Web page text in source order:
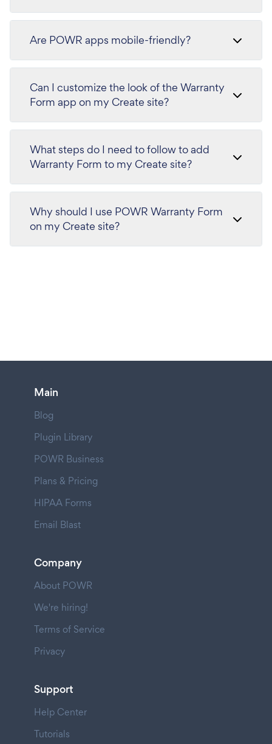
Are POWR apps mobile-friendly?
Can I customize the look of the Warranty
Form app on my Create site?
What steps do I need to follow to add
Warranty Form to my Create site?
Why should I use POWR Warranty Form
on my Create site?
Main
Blog
Plugin Library
POWR Business
Plans & Pricing
HIPAA Forms
Email Blast
Company
About POWR
We're hiring!
Terms of Service
Privacy
Support
Help Center
Tutorials